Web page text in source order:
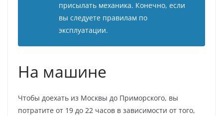
присылать механика. Конечно, если
вы следуете правилам по
эксплуатации.
На машине
Чтобы доехать из Москвы до Приморского, вы
потратите от 19 до 22 часов в зависимости от того,